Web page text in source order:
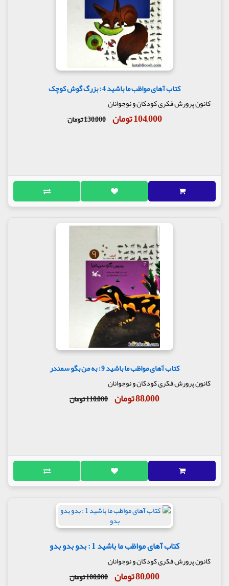
کتاب آهای مواظب ما باشید 4 : بزرگ گوش کوچک
کانون پرورش فکری کودکان و نوجوانان
104,000 تومان 130,000 تومان
کتاب آهای مواظب ما باشید 9 : به من بگو سمندر
کانون پرورش فکری کودکان و نوجوانان
88,000 تومان 110,000 تومان
کتاب آهای مواظب ما باشید 1 : بدو بدو بدو
کانون پرورش فکری کودکان و نوجوانان
80,000 تومان 100,000 تومان